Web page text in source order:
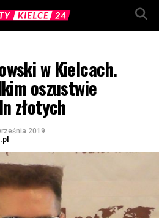
w Kielcach.
oszustwie
złotych
2019